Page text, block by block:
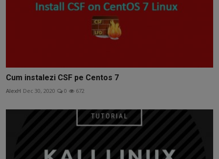
Cum instalezi CSF pe Centos 7
AlexH Dec 30, 2020 0 672